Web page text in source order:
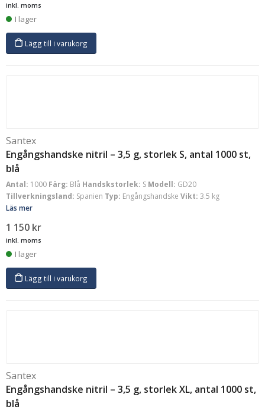
inkl. moms
I lager
Lägg till i varukorg
Santex
Engångshandske nitril – 3,5 g, storlek S, antal 1000 st,
blå
Antal: 1000 Färg: Blå Handskstorlek: S Modell: GD20
Tillverkningsland: Spanien Typ: Engångshandske Vikt: 3.5 kg
Läs mer
1 150 kr
inkl. moms
I lager
Lägg till i varukorg
Santex
Engångshandske nitril – 3,5 g, storlek XL, antal 1000 st,
blå